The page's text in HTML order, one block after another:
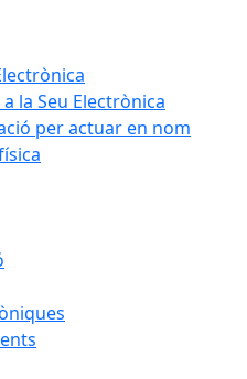
la Seu Electrònica
per actuar en nom